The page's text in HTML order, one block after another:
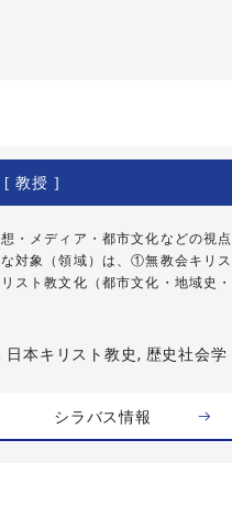
[ 教授 ]
・メディア・都市文化などの視点
対象（領域）は、①無教会キリス
スト教文化（都市文化・地域史・
日本キリスト教史, 歴史社会学
シラバス情報